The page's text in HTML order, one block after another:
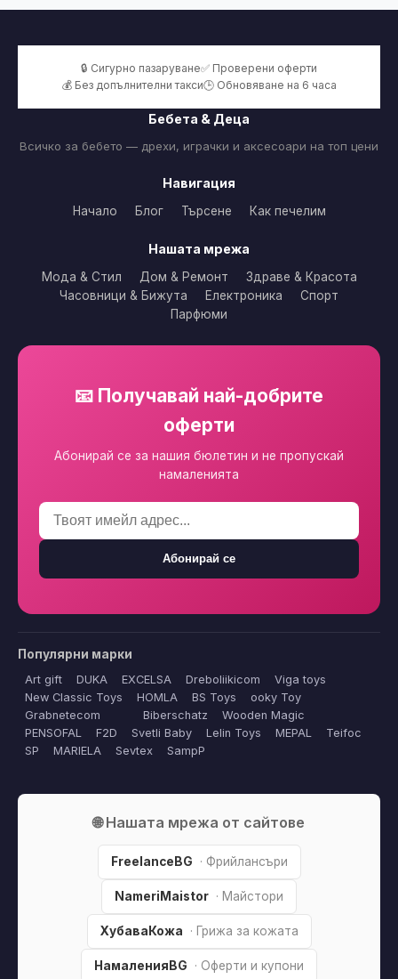
🔒 Сигурно пазаруване✅ Проверени оферти
💰 Без допълнителни такси🕒 Обновяване на 6 часа
Бебета & Деца
Всичко за бебето — дрехи, играчки и аксесоари на топ цени
Навигация
Начало Блог Търсене Как печелим
Нашата мрежа
Мода & Стил Дом & Ремонт
Здраве & Красота
Часовници & Бижута
Електроника
Спорт
Парфюми
📧 Получавай най-добрите
оферти
Абонирай се за нашия бюлетин и не пропускай
намаленията
Абонирай се
Популярни марки
Art gift DUKA EXCELSA Dreboliikicom
Viga toys
New Classic Toys
HOMLA BS Toys
ooky Toy
Grabnetecom
Biberschatz
Wooden Magic
PENSOFAL
F2D Svetli Baby Lelin Toys MEPAL
Teifoc
SP
MARIELA Sevtex SampP
🌐 Нашата мрежа от сайтове
FreelanceBG · Фрийлансъри
NameriMaistor · Майстори
ХубаваКожа · Грижа за кожата
НамаленияBG · Оферти и купони